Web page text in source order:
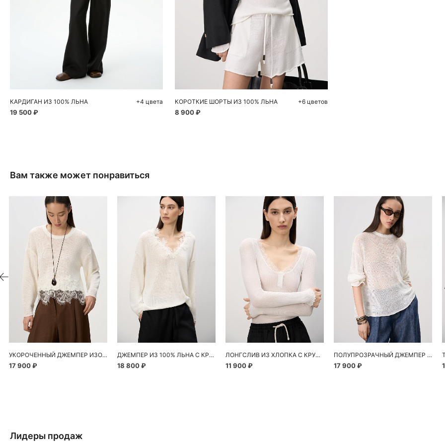
Добавить в корзину
M
КАРДИГАН ИЗ 100% ЛЬНА
19 500 ₽
+4 цвета
Добавить в корзину
M
КОРОТКИЕ ШОРТЫ ИЗ 100% ЛЬНА
8 900 ₽
+6 цветов
Вам также может понравиться
УКОРОЧЕННЫЙ ДЖЕМПЕР ИЗО ЛЬНА С КРУЖЕВОМ
17 900 ₽
ДЖЕМПЕР ИЗ 100% ЛЬНА С КРУЖЕВОМ
18 800 ₽
ЛОНГСЛИВ ИЗ ХЛОПКА С КРУЖЕВОМ
11 900 ₽
ПОЛУПРОЗРАЧНЫЙ ДЖЕМПЕР ИЗ 100% ЛЬНА
17 900 ₽
Лидеры продаж